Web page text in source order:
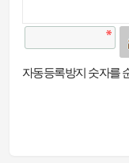
자동등록방지 숫자를